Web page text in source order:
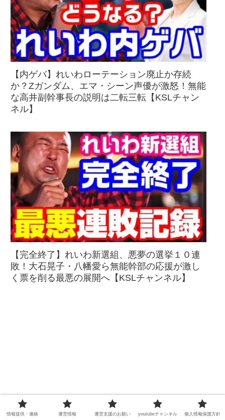
【内ゲバ】れいわローテーション廃止か存続
か？Zガンダム、エマ・シーン声優が激怒！無能
な高井副幹事長の説明は二転三転【KSLチャン
ネル】
【完全終了】れいわ新選組、悪夢の選挙１０連
敗！大石晃子・八幡愛ら無能幹部の応援が激し
く票を削る最悪の展開へ【KSLチャンネル】
情報提供・連絡 運営情報 運営支援のお願い youtubeチャンネル 個人情報保護方針